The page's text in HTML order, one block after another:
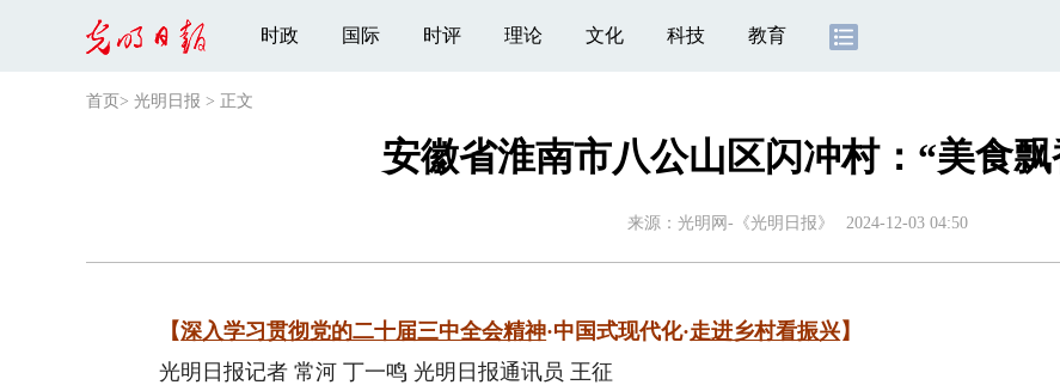
时政 国际 时评 理论 文化 科技 教育
首页 > 光明日报 > 正文
安徽省淮南市八公山区闪冲村：“美食
来源： 光明网-《光明日报》 2024-12-03 04:50
【深入学习贯彻党的二十届三中全会精神·中国式现代化·走进乡村看振兴】
光明日报记者 常河 丁一鸣 光明日报通讯员 王征